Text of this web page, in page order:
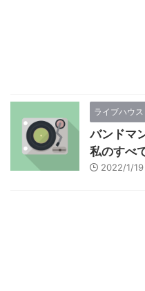
ライブハウス
バンドマ
私のすべ
2022/1/19